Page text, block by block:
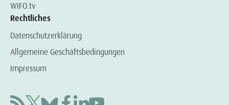
WIFO.tv
Rechtliches
Datenschutzerklärung
Allgemeine Geschäftsbedingungen
Impressum